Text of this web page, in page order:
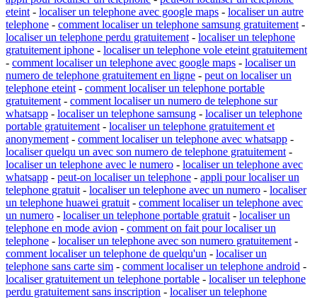
eteint - localiser un telephone avec google maps - localiser un autre
telephone - comment localiser un telephone samsung gratuitement -
localiser un telephone perdu gratuitement - localiser un telephone
gratuitement iphone - localiser un telephone vole eteint gratuitement
- comment localiser un telephone avec google maps - localiser un
numero de telephone gratuitement en ligne - peut on localiser un
telephone eteint - comment localiser un telephone portable
gratuitement - comment localiser un numero de telephone sur
whatsapp - localiser un telephone samsung - localiser un telephone
portable gratuitement - localiser un telephone gratuitement et
anonymement - comment localiser un telephone avec whatsapp -
localiser quelqu un avec son numero de telephone gratuitement -
localiser un telephone avec le numero - localiser un telephone avec
whatsapp - peut-on localiser un telephone - appli pour localiser un
telephone gratuit - localiser un telephone avec un numero - localiser
un telephone huawei gratuit - comment localiser un telephone avec
un numero - localiser un telephone portable gratuit - localiser un
telephone en mode avion - comment on fait pour localiser un
telephone - localiser un telephone avec son numero gratuitement -
comment localiser un telephone de quelqu'un - localiser un
telephone sans carte sim - comment localiser un telephone android -
localiser gratuitement un telephone portable - localiser un telephone
perdu gratuitement sans inscription - localiser un telephone